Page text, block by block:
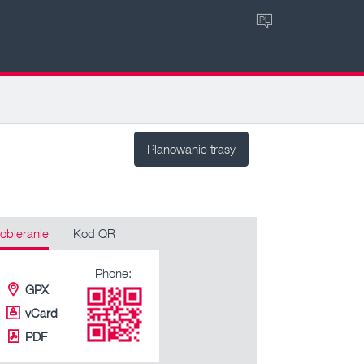
PL
Planowanie trasy
Kod QR
GPX
vCard
PDF
Phone: